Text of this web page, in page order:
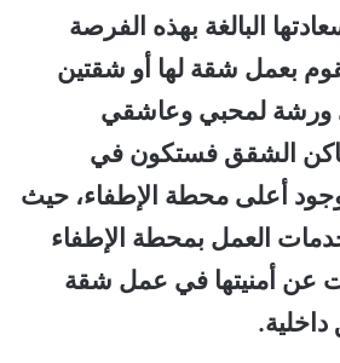
البالغة بهذه الفرصة
بعمل شقة لها أو شقتين
ورشة لمحبي وعاشقي
الشقق فستكون في
أعلى محطة الإطفاء، حيث
العمل بمحطة الإطفاء
عن أمنيتها في عمل شقة